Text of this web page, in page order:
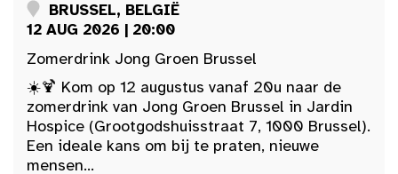
BRUSSEL, BELGIË
12 AUG 2026 | 20:00
Zomerdrink Jong Groen Brussel
☀️🍹 Kom op 12 augustus vanaf 20u naar de
zomerdrink van Jong Groen Brussel in Jardin
Hospice (Grootgodshuisstraat 7, 1000 Brussel).
Een ideale kans om bij te praten, nieuwe
mensen...